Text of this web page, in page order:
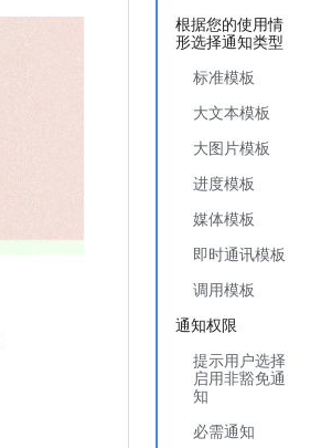
根据您的使用情
形选择通知类型
标准模板
大文本模板
大图片模板
进度模板
媒体模板
即时通讯模板
调用模板
通知权限
提示用户选择
启用非豁免通
知
必需通知